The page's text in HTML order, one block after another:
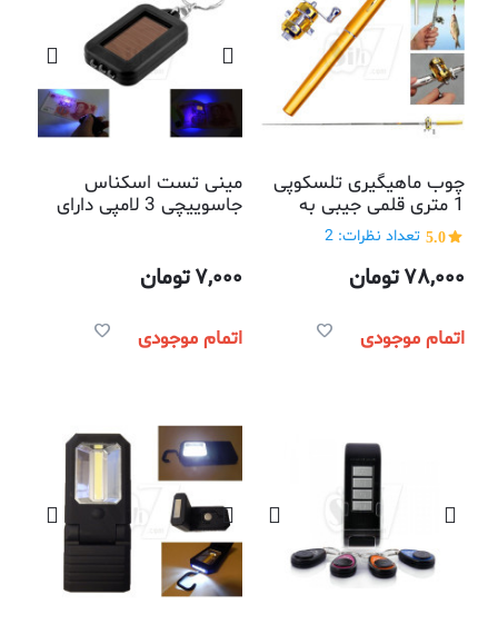
چوب ماهیگیری تلسکوپی
1 متری قلمی جیبی به
همراه قرقره نخ جمع کن
5.0 تعداد نظرات: 2
78,000تومان
اتمام موجودی
مینی تست اسکناس
جاسوییچی 3 لامپی دارای
7,000تومان
اتمام موجودی